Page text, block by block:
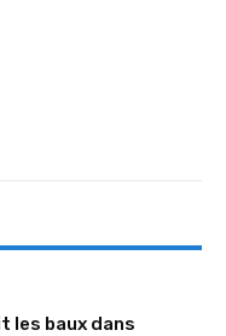
les baux dans